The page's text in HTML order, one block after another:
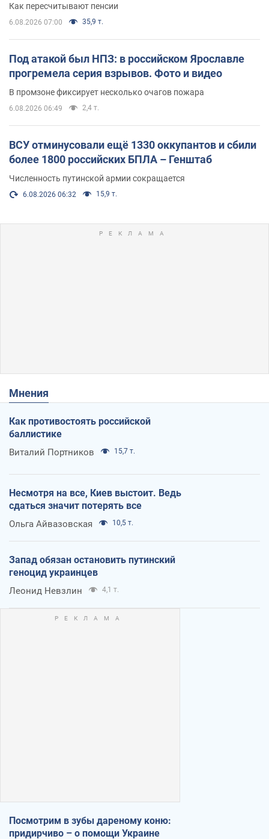
Как пересчитывают пенсии
6.08.2026 07:00 35,9 т.
Под атакой был НПЗ: в российском Ярославле
прогремела серия взрывов. Фото и видео
В промзоне фиксирует несколько очагов пожара
6.08.2026 06:49 2,4 т.
ВСУ отминусовали ещё 1330 оккупантов и сбили
более 1800 российских БПЛА – Генштаб
Численность путинской армии сокращается
6.08.2026 06:32 15,9 т.
Мнения
Как противостоять российской
баллистике
Виталий Портников 15,7 т.
Несмотря на все, Киев выстоит. Ведь
сдаться значит потерять все
Ольга Айвазовская 10,5 т.
Запад обязан остановить путинский
геноцид украинцев
Леонид Невзлин 4,1 т.
Посмотрим в зубы дареному коню:
придирчиво – о помощи Украине